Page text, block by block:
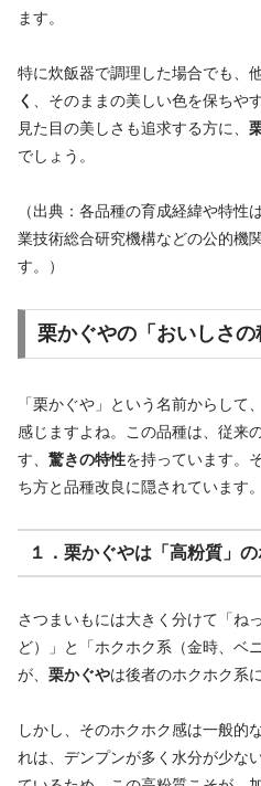
ます。
特に炊飯器で調理した場合でも、
く
、そのままの美しい色を保ちや
見た目の美しさも追求する方に、
でしょう。
（出典：各品種の育成経緯や特
業技術総合研究機構などの公的機
す。）
栗かぐやの「おいしさの
「栗かぐや」という名前からして
感じますよね。この品種は、従来
す、 驚きの特性を持っています。
ち方と品種改良に隠されています。
１．栗かぐやは「高粉質」
さつまいもには大きく分けて「ね
ど）」と「ホクホク系（金時、ベ
が、 栗かぐやは後者のホクホク系
しかし、そのホクホク感は一般的
れは、デンプンが多く水分が少な